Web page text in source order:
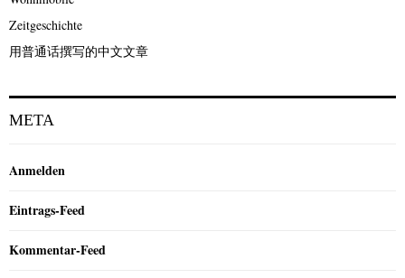
Zeitgeschichte
用普通话撰写的中文文章
META
Anmelden
Eintrags-Feed
Kommentar-Feed